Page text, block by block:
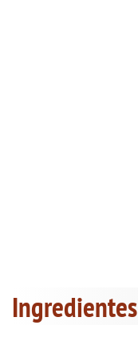
Ingredientes